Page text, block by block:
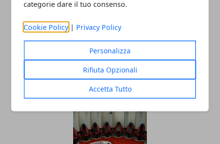
categorie dare il tuo consenso.
Cookie Policy | Privacy Policy
Personalizza
Rifiuta Opzionali
Accetta Tutto
ARTICOLI CORRELATI